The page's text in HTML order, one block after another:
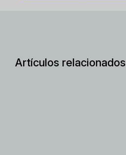
Artículos relacionados